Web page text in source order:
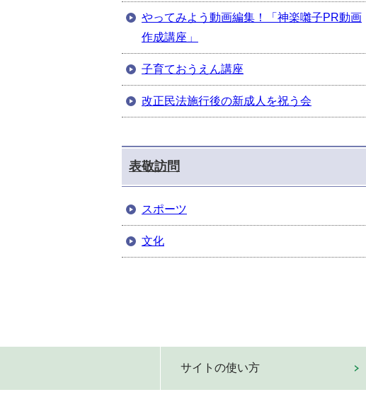
やってみよう動画編集！「神楽囃子PR動画
作成講座」
子育ておうえん講座
改正民法施行後の新成人を祝う会
表敬訪問
スポーツ
文化
サイトの使い方